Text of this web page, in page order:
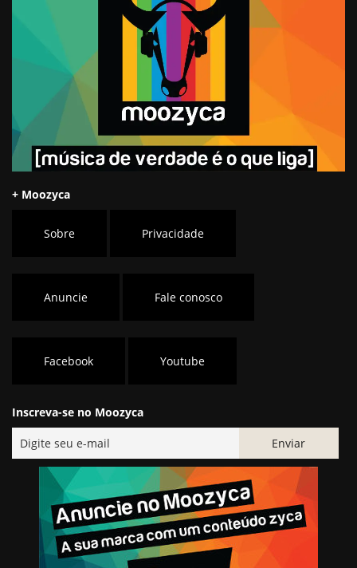
+ Moozyca
Sobre Privacidade
Anuncie Fale conosco
Facebook Youtube
Inscreva-se no Moozyca